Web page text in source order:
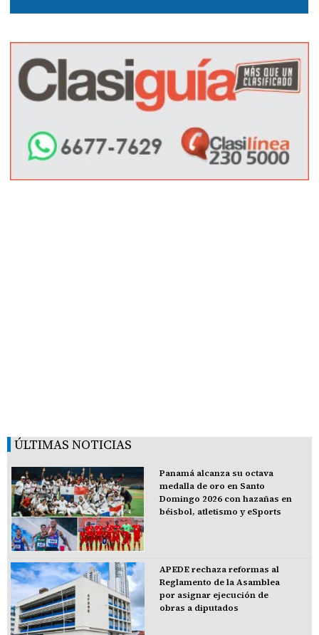
ÚLTIMAS NOTICIAS
Panamá alcanza su octava
medalla de oro en Santo
Domingo 2026 con hazañas en
béisbol, atletismo y eSports
APEDE rechaza reformas al
Reglamento de la Asamblea
por asignar ejecución de
obras a diputados